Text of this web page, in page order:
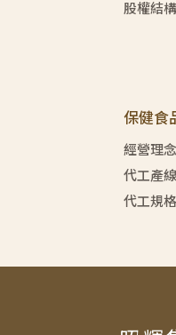
股權結構
保健食
經營理念
代工產線
代工規格